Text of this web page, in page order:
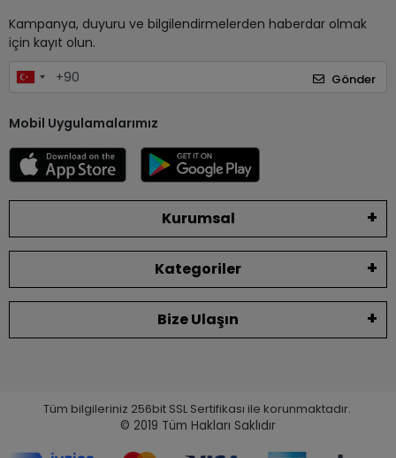
Kampanya, duyuru ve bilgilendirmelerden haberdar olmak
için kayıt olun.
Gönder
Mobil Uygulamalarımız
Kurumsal
Kategoriler
Bize Ulaşın
Tüm bilgileriniz 256bit SSL Sertifikası ile korunmaktadır.
© 2019 Tüm Hakları Saklıdır